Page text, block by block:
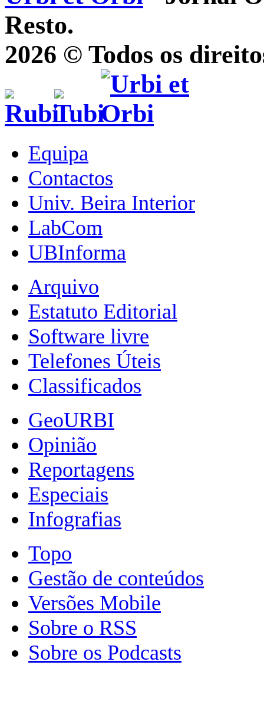
Resto.
2026 © Todos os
Equipa
Contactos
Univ. Beira Interior
LabCom
UBInforma
Arquivo
Estatuto Editorial
Software livre
Telefones Úteis
Classificados
GeoURBI
Opinião
Reportagens
Especiais
Infografias
Topo
Gestão de conteúdos
Versões Mobile
Sobre o RSS
Sobre os Podcasts